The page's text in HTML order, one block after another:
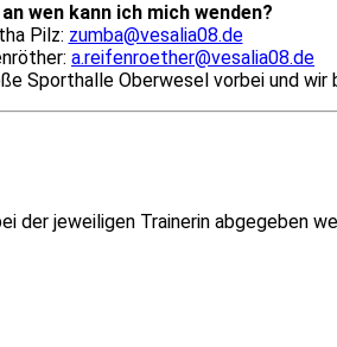
wen kann ich mich wenden?
Pilz: zumba@vesalia08.de
a.reifenroether@vesalia08.de
Sporthalle Oberwesel vorbei und wir
jeweiligen Trainerin abgegeben